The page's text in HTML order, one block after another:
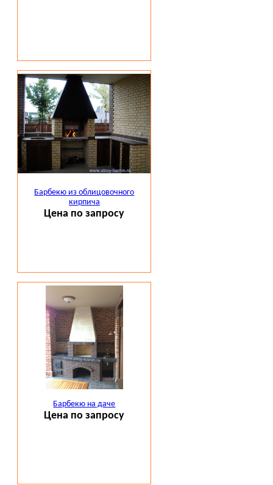
Барбекю из облицовочного
кирпича
Цена по запросу
Барбекю на даче
Цена по запросу